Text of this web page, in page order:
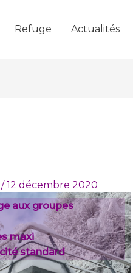
Refuge Actualités
/12 décembre 2020
aux groupes
maxi
standard